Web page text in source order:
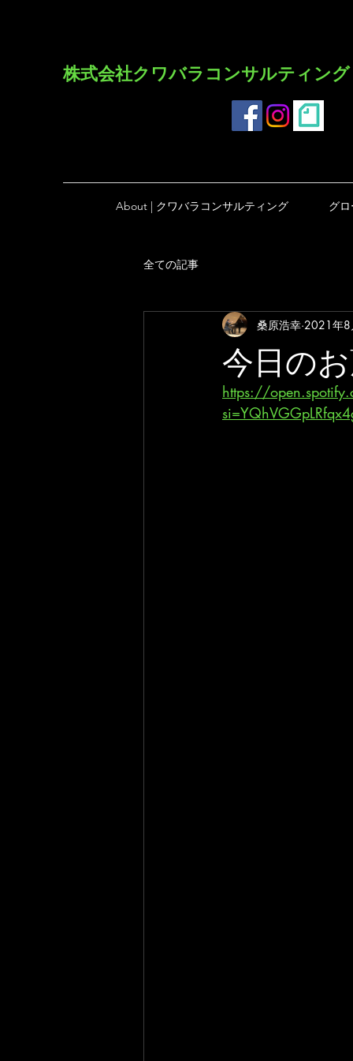
​株式会社クワバラコンサルティング
About | クワバラコンサルティング グ
全ての記事
今日の
桑原浩幸 2021年
https://